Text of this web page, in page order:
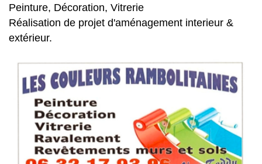
Peinture, Décoration, Vitrerie
Réalisation de projet d'aménagement interieur &
extérieur.